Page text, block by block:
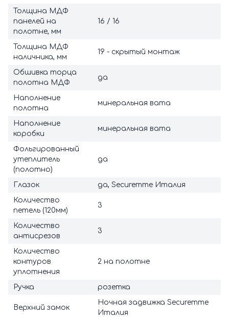
Толщина МДФ
панелей на
полотне, мм
16 / 16
Толщина МДФ
наличника, мм
19 - скрытый монтаж
Обшивка торца
полотна МДФ
да
Наполнение
полотна
минеральная вата
Наполнение
коробки
минеральная вата
Фольгированный
утеплитель
(полотно)
да
Глазок
да, Securemme Италия
Количество
петель (120мм)
3
Количество
антисрезов
3
Количество
контуров
уплотнения
2 на полотне
Ручка розетка
Верхний замок
Ночная задвижка Securemme
Италия